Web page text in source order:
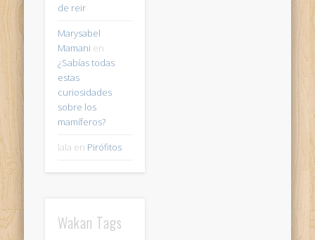
de reir
Marysabel
Mamani en
¿Sabías todas
estas
curiosidades
sobre los
mamíferos?
lala en Pirófitos
Wakan Tags